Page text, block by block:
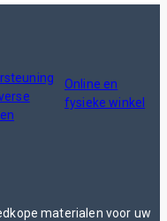
Online en
fysieke winkel
materialen voor uw